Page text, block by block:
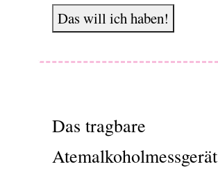
Das will ich haben!
Das tragbare
Atemalkoholmessgerät